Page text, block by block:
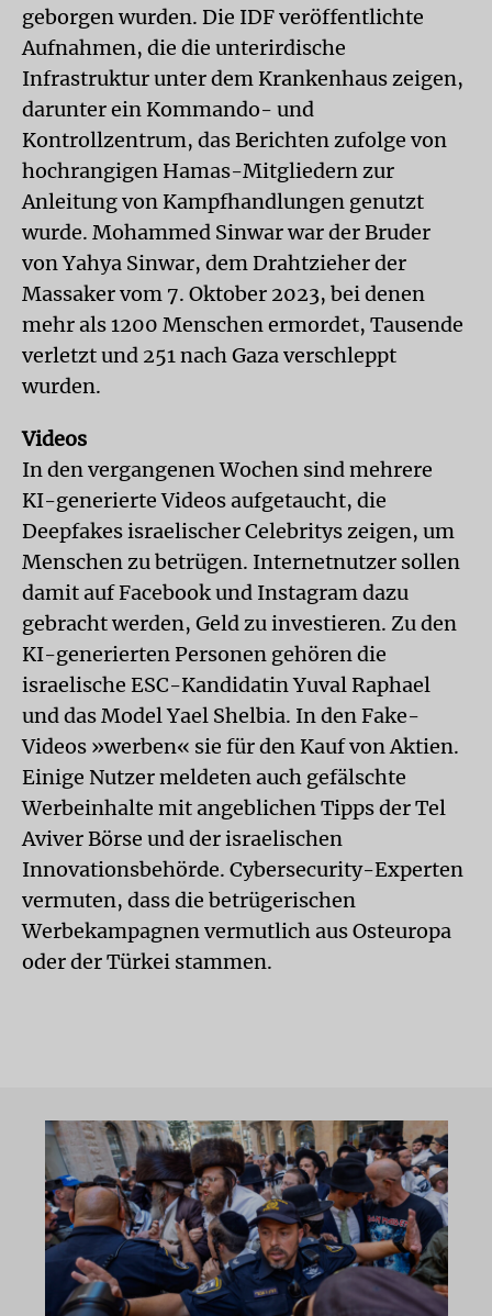
geborgen wurden. Die IDF veröffentlichte
Aufnahmen, die die unterirdische
Infrastruktur unter dem Krankenhaus zeigen,
darunter ein Kommando- und
Kontrollzentrum, das Berichten zufolge von
hochrangigen Hamas-Mitgliedern zur
Anleitung von Kampfhandlungen genutzt
wurde. Mohammed Sinwar war der Bruder
von Yahya Sinwar, dem Drahtzieher der
Massaker vom 7. Oktober 2023, bei denen
mehr als 1200 Menschen ermordet, Tausende
verletzt und 251 nach Gaza verschleppt
wurden.
Videos
In den vergangenen Wochen sind mehrere
KI-generierte Videos aufgetaucht, die
Deepfakes israelischer Celebritys zeigen, um
Menschen zu betrügen. Internetnutzer sollen
damit auf Facebook und Instagram dazu
gebracht werden, Geld zu investieren. Zu den
KI-generierten Personen gehören die
israelische ESC-Kandidatin Yuval Raphael
und das Model Yael Shelbia. In den Fake-
Videos »werben« sie für den Kauf von Aktien.
Einige Nutzer meldeten auch gefälschte
Werbeinhalte mit angeblichen Tipps der Tel
Aviver Börse und der israelischen
Innovationsbehörde. Cybersecurity-Experten
vermuten, dass die betrügerischen
Werbekampagnen vermutlich aus Osteuropa
oder der Türkei stammen.